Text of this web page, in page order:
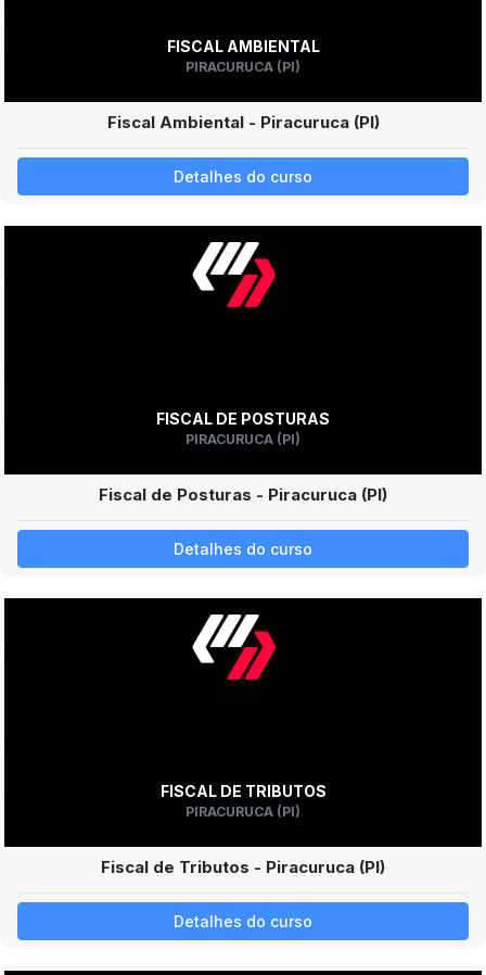
FISCAL AMBIENTAL
PIRACURUCA (PI)
Fiscal Ambiental - Piracuruca (PI)
Detalhes do curso
FISCAL DE POSTURAS
PIRACURUCA (PI)
Fiscal de Posturas - Piracuruca (PI)
Detalhes do curso
FISCAL DE TRIBUTOS
PIRACURUCA (PI)
Fiscal de Tributos - Piracuruca (PI)
Detalhes do curso